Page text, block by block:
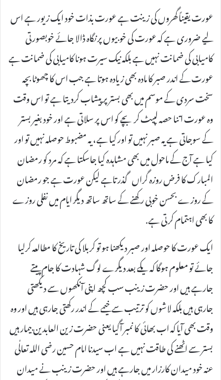
عورت یقیناً گھروں کی زینت ہے عورت بذات خود ایک زیور ہے اس
لیے ضروری ہے کہ عورت کی خوبیوں پر نگاہ ڈالا جائے خوبصورتی
کامیابی کی ضمانت نہیں ہے بلکہ نیک سیرت ہونا کامیابی کی ضمانت ہے
عورت کے اندر صبر کا مادہ بھی زیادہ ہوتا ہے جب اس کا چھوٹا بچہ
سخت سردی کے موسم میں بھی بستر پر پیشاب کردیتا ہے تو اس وقت
وہ عورت اتنا حصہ لپیٹ کر بچے کو اس پر سلاتی ہے اور خود بغیر بستر
کے سوجاتی ہے یہ صبر نہیں تو اور کیا ہے، یہ مضبوط حوصلہ نہیں تو اور
کیا ہے آج کے ماحول میں بھی مشاہدہ کیا جاسکتا ہے کہ مرد کو رمضان
المبارک کا فرض روزہ گراں گذر تاہے لیکن عورت ہے جو رمضان
کے روزے بحسن خوبی رکھنے کے ساتھ ساتھ دیگر ایام میں نفلی روزے
کا بھی اہتمام کرتی ہے.
ایک عورت کا حوصلہ اور صبر دیکھنا ہو تو کربلا کی تاریخ کا مطالعہ کرلیا
جائے تو معلوم ہوگا کہ یکے بعد دیگرے لوگ شہادت کا جام پیتے
جارہے ہیں اور حضرت زینب سب کچھ اپنی آنکھوں سے دیکھتی
جارہی ہیں بلکہ لاشوں کو ترتیب سے خیمے کے اندر رکھتی جارہی ہیں اور وہ
وقت بھی آیا کہ اب بھائی کا نمبر آگیا یعنی حضرت زین العابدین بیمار ہیں
بستر سے اٹھنے کی طاقت نہیں ہے اب سیدنا امام حسین رضی اللہ تعالٰی
عنہ خود میدان کارزار میں جارہے ہیں اور حضرت زینب نے میدان